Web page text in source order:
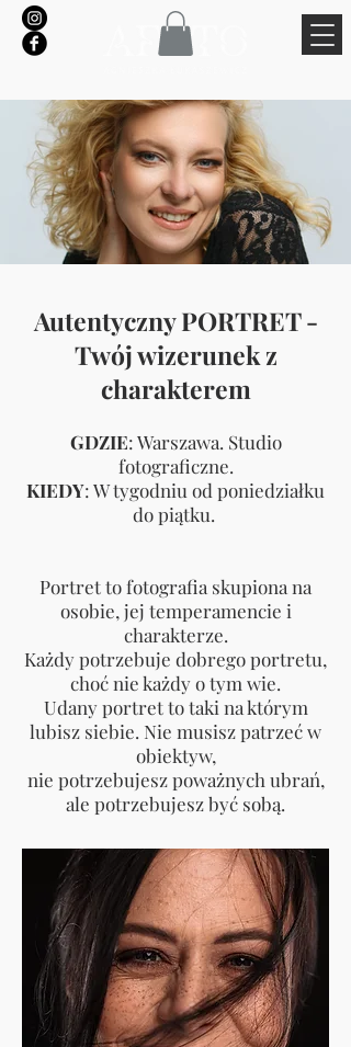
Autentyczny PORTRET -
Twój wizerunek z
charakterem
GDZIE: Warszawa. Studio
fotograficzne.
KIEDY: W tygodniu od poniedziałku
do piątku.
Portret to fotografia skupiona na
osobie, jej temperamencie i
charakterze.
Każdy potrzebuje dobrego portretu,
choć nie każdy o tym wie.
Udany portret to taki na którym
lubisz siebie. Nie musisz patrzeć w
obiektyw,
nie potrzebujesz poważnych ubrań,
ale potrzebujesz być sobą.